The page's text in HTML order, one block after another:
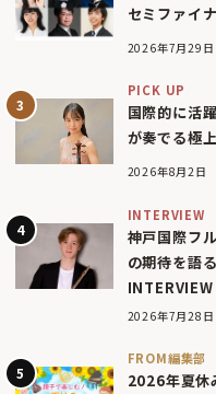
セミファイ
2026年7月29日
PICK UP
国際的に活
が奏でる極
2026年8月2日
INTERVIEW
神戸国際フ
の期待を語る
2026年7月28日
FROM編集部
2026年夏休